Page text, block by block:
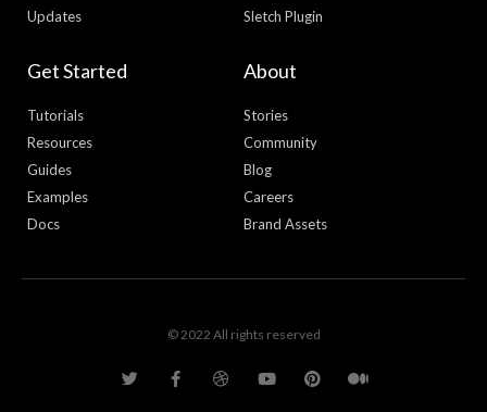
Updates
Sletch Plugin
Get Started
Tutorials
Resources
Guides
Examples
Docs
About
Stories
Community
Blog
Careers
Brand Assets
© 2022 All rights reserved
w
i
a
c
r
i
o
u
i
n
e
d